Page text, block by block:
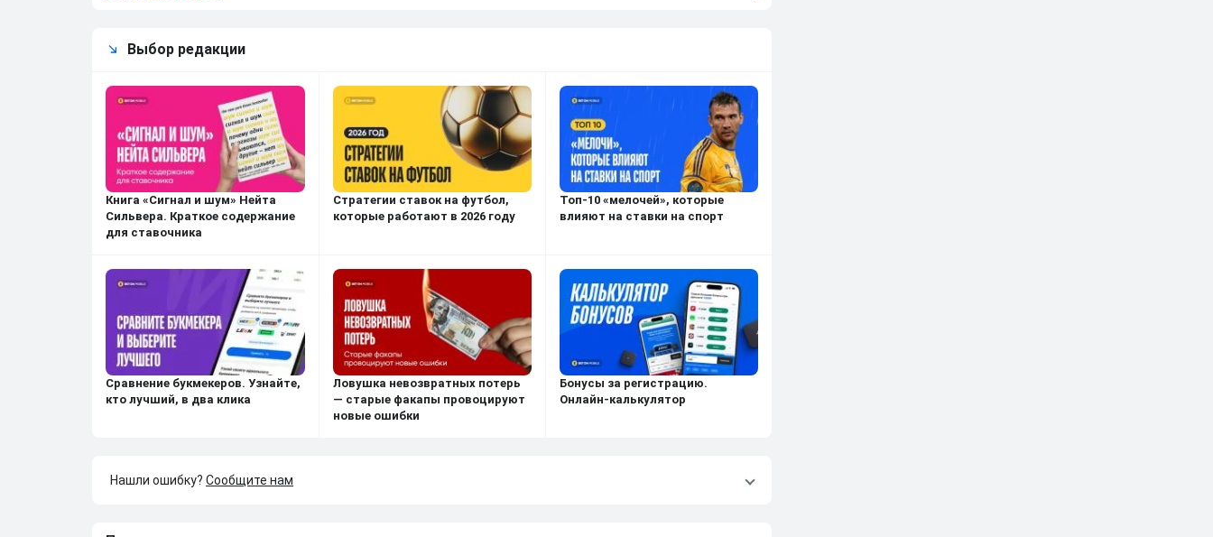
Выбор редакции
Книга «Сигнал и шум» Нейта
Сильвера. Краткое содержание
для ставочника
Стратегии ставок на футбол,
которые работают в 2026 году
Топ-10 «мелочей», которые
влияют на ставки на спорт
Сравнение букмекеров. Узнайте,
кто лучший, в два клика
Ловушка невозвратных потерь
— старые факапы провоцируют
новые ошибки
Бонусы за регистрацию.
Онлайн-калькулятор
Нашли ошибку? Сообщите нам